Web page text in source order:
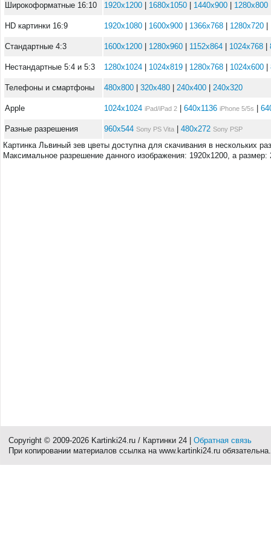
Широкоформатные 16:10 1920x1200 1680x1050 1440x900 1280x800
HD картинки 16:9 1920x1080 1600x900 1366x768 1280x720
Стандартные 4:3 1600x1200 1280x960 1152x864 1024x768
Нестандартные 5:4 и 5:3 1280x1024 1024x819 1280x768 1024x600
Телефоны и смартфоны 480x800 320x480 240x400 240x320
Apple 1024x1024 iPad/iPad 2 640x1136 iPhone 5/5s
Разные разрешения 960x544 Sony PS Vita 480x272 Sony PSP
Картинка Львиный зев цветы доступна для скачивания в нескольких
Максимальное разрешение данного изображения: 1920x1200, а размер:
Copyright © 2009-2026 Kartinki24.ru / Картинки 24 | Обратная связь
При копировании материалов ссылка на www.kartinki24.ru обязательна.